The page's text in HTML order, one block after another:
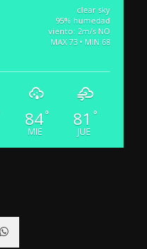
clear sky
95% humedad
viento: 2m/s NO
MAX 73 • MIN 68
84°
MIE
81 °
JUE